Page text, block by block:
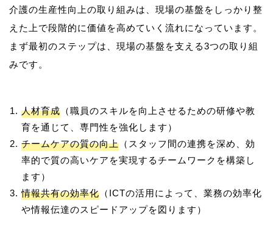
介護の生産性向上の取り組みは、現場の基盤をしっかり整
えた上で段階的に価値を高めていく流れになっています。
まず最初のステップは、現場の基盤を支える3つの取り組
人材育成 （職員のスキルを向上させるための研修や教
育を通じて、専門性を強化します）
チームケアの質の向上 （スタッフ間の連携を深め、効
率的で質の高いケアを実現するチームワークを構築し
ます）
情報共有の効率化 （ICTの活用によって、業務の効率化
や情報伝達のスピードアップを図ります）